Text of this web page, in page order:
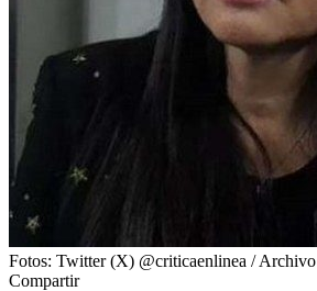
Fotos: Twitter (X) @criticaenlinea / Archivo
Compartir